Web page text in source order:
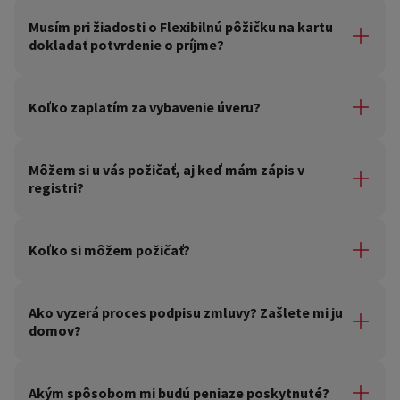
Musím pri žiadosti o Flexibilnú pôžičku na kartu
dokladať potvrdenie o príjme?
dostávate mzdu na účet manžela/ky, tak výpisom z účtu
vedeného na manžela/ku alebo potvrdením o príjme od
Koľko zaplatím za vybavenie úveru?
žiadny poplatok, vybavenie úveru je zadarmo.
Môžem si u vás požičať, aj keď mám zápis v
registri?
odpovedať. Zavolajte nám alebo si nechajte zavolať.
Vašu situáciu preberieme a pokúsime sa nájsť najlepšie
Koľko si môžem požičať?
Najvyššia je 10 000 €.
Ako vyzerá proces podpisu zmluvy? Zašlete mi ju
domov?
podpisu. Tento spôsob môžete použiť pri vybavení
Akým spôsobom mi budú peniaze poskytnuté?